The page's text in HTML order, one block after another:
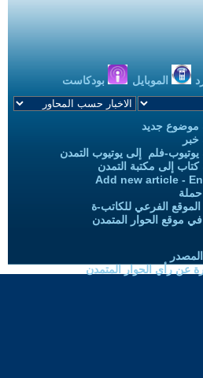
الموبايل بودكاست
موضوع جديد
خبر
يوتيوب-فلم إلى يوتيوب التمدن
كتاب إلى مكتبة التمدن
Add new article -
الفرعي للكاتب-ة
موقع الحوار المتمدن
عن رأي الحوار المتمدن